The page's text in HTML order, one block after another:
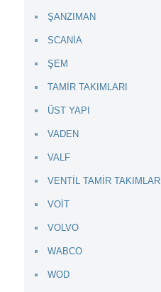
ŞANZIMAN
SCANİA
ŞEM
TAMİR TAKIMLARI
ÜST YAPI
VADEN
VALF
VENTİL TAMİR TAKIMLARI
VOİT
VOLVO
WABCO
WOD